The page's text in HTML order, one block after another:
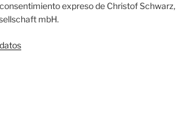
expreso de Christof Schwarz,
mbH.